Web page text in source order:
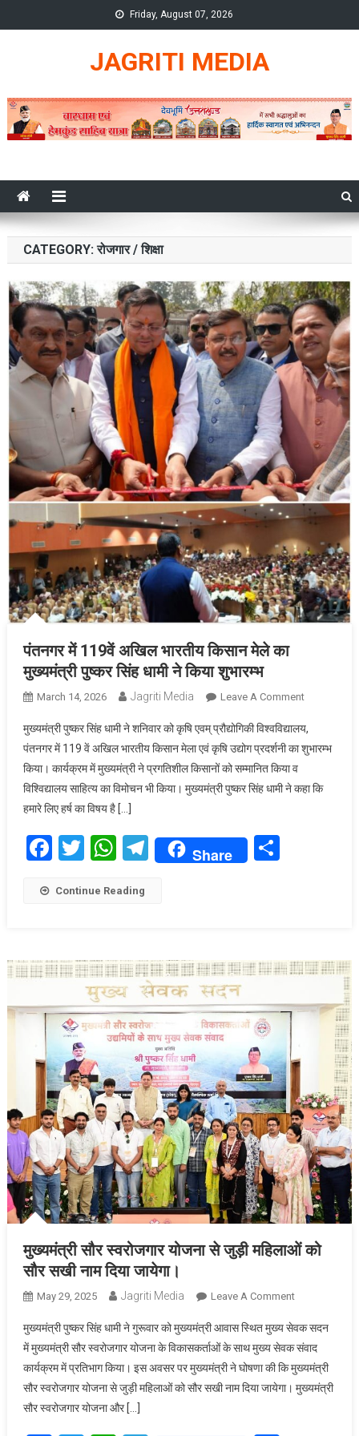
to
Friday, August 07, 2026
JAGRITI MEDIA
CATEGORY:रोजगार / शिक्षा
पंतनगर में 119वें अखिल भारतीय किसान मेले का
मुख्यमंत्री पुष्कर सिंह धामी ने किया शुभारम्भ
March 14, 2026 Jagriti Media Leave A CommentOn
में
119वें
भारतीय
शुभारम्भ
मुख्यमंत्री पुष्कर सिंह धामी ने शनिवार को कृषि एवम् प्रौद्योगिकी विश्वविद्यालय,
पंतनगर में 119 वें अखिल भारतीय किसान मेला एवं कृषि उद्योग प्रदर्शनी का शुभारम्भ
किया। कार्यक्रम में मुख्यमंत्री ने प्रगतिशील किसानों को सम्मानित किया व
विश्विद्यालय साहित्य का विमोचन भी किया। मुख्यमंत्री पुष्कर सिंह धामी ने कहा कि
हमारे लिए हर्ष का विषय है […]
Facebook
Twitter
WhatsApp
Telegram
Share Share
Continue Reading
मुख्यमंत्री सौर स्वरोजगार योजना से जुड़ी महिलाओं को
सौर सखी नाम दिया जायेगा।
May 29, 2025 Jagriti Media Leave A CommentOn
सौर
स्वरोजगार
योजना
से
मुख्यमंत्री पुष्कर सिंह धामी ने गुरूवार को मुख्यमंत्री आवास स्थित मुख्य सेवक सदन
में मुख्यमंत्री सौर स्वरोजगार योजना के विकासकर्ताओं के साथ मुख्य सेवक संवाद
कार्यक्रम में प्रतिभाग किया। इस अवसर पर मुख्यमंत्री ने घोषणा की कि मुख्यमंत्री
सौर स्वरोजगार योजना से जुड़ी महिलाओं को सौर सखी नाम दिया जायेगा। मुख्यमंत्री
सौर स्वरोजगार योजना और […]